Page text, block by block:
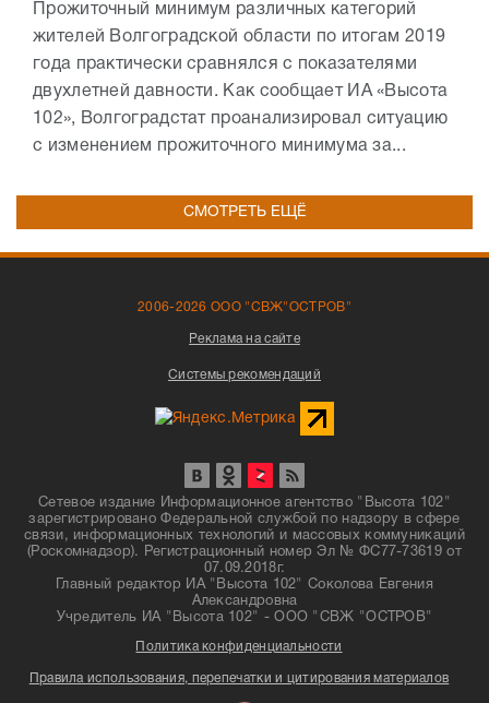
Прожиточный минимум различных категорий
жителей Волгоградской области по итогам 2019
года практически сравнялся с показателями
двухлетней давности. Как сообщает ИА «Высота
102», Волгоградстат проанализировал ситуацию
с изменением прожиточного минимума за...
СМОТРЕТЬ ЕЩЁ
2006-2026 ООО "СВЖ"ОСТРОВ"
Реклама на сайте
Системы рекомендаций
Сетевое издание Информационное агентство "Высота 102"
зарегистрировано Федеральной службой по надзору в сфере
связи, информационных технологий и массовых коммуникаций
(Роскомнадзор). Регистрационный номер Эл № ФС77-73619 от
07.09.2018г.
Главный редактор ИА "Высота 102" Соколова Евгения
Александровна
Учредитель ИА "Высота 102" - ООО "СВЖ "ОСТРОВ"
Политика конфиденциальности
Правила использования, перепечатки и цитирования материалов